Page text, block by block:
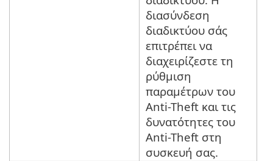
διασύνδεση
διαδικτύου σάς
επιτρέπει να
διαχειρίζεστε τη
ρύθμιση
παραμέτρων του
Anti-Theft και τις
δυνατότητες του
Anti-Theft στη
συσκευή σας.